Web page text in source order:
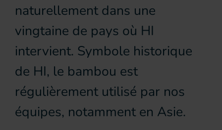
naturellement dans une
vingtaine de pays où HI
intervient. Symbole historique
de HI, le bambou est
régulièrement utilisé par nos
équipes, notamment en Asie.